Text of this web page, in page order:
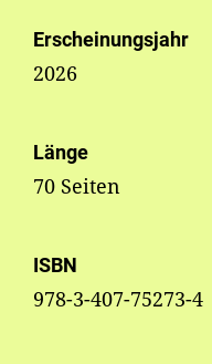
Erscheinungsjahr
2026
Länge
70 Seiten
ISBN
978-3-407-75273-4